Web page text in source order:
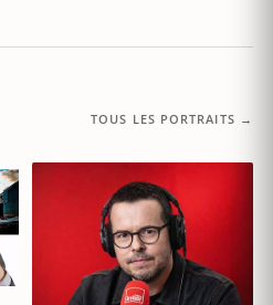
TOUS LES PORTRAITS →